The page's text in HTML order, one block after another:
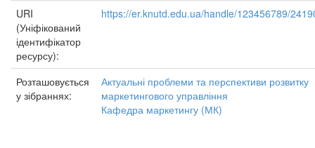
URI
(Уніфікований
ідентифікатор
ресурсу):
https://er.knutd.edu.ua/handle/123456789/
Розташовується
у зібраннях:
Актуальні проблеми та перспективи розвитку
маркетингового управління
Кафедра маркетингу (МК)